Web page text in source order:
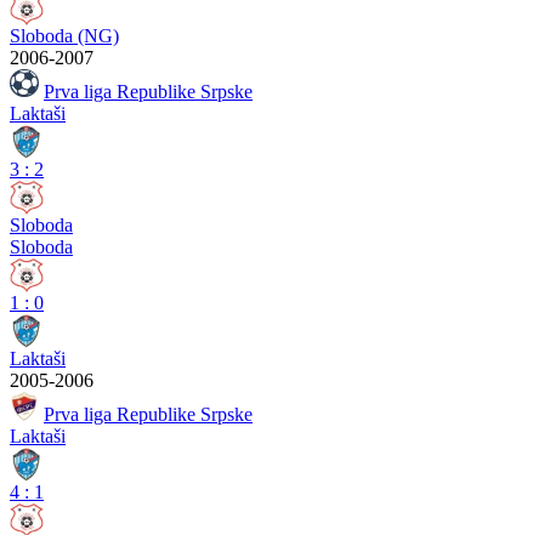
Sloboda (NG)
2006-2007
Prva liga Republike Srpske
Laktaši
3 : 2
Sloboda
Sloboda
1 : 0
Laktaši
2005-2006
Prva liga Republike Srpske
Laktaši
4 : 1